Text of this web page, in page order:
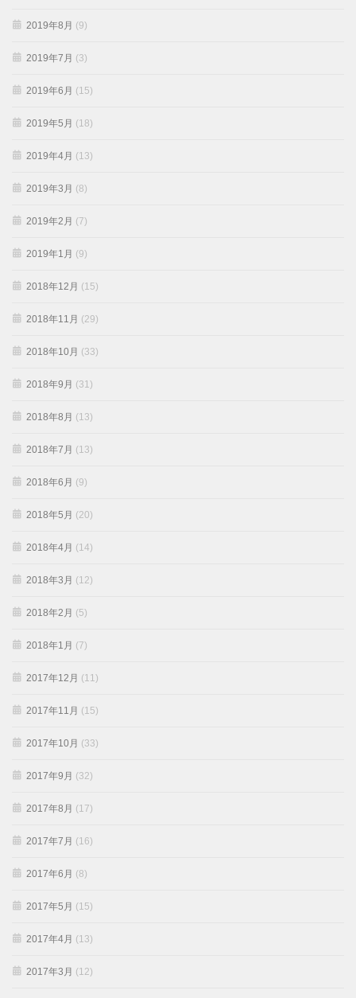
2019年8月 (9)
2019年7月 (3)
2019年6月 (15)
2019年5月 (18)
2019年4月 (13)
2019年3月 (8)
2019年2月 (7)
2019年1月 (9)
2018年12月 (15)
2018年11月 (29)
2018年10月 (33)
2018年9月 (31)
2018年8月 (13)
2018年7月 (13)
2018年6月 (9)
2018年5月 (20)
2018年4月 (14)
2018年3月 (12)
2018年2月 (5)
2018年1月 (7)
2017年12月 (11)
2017年11月 (15)
2017年10月 (33)
2017年9月 (32)
2017年8月 (17)
2017年7月 (16)
2017年6月 (8)
2017年5月 (15)
2017年4月 (13)
2017年3月 (12)